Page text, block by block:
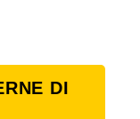
DI